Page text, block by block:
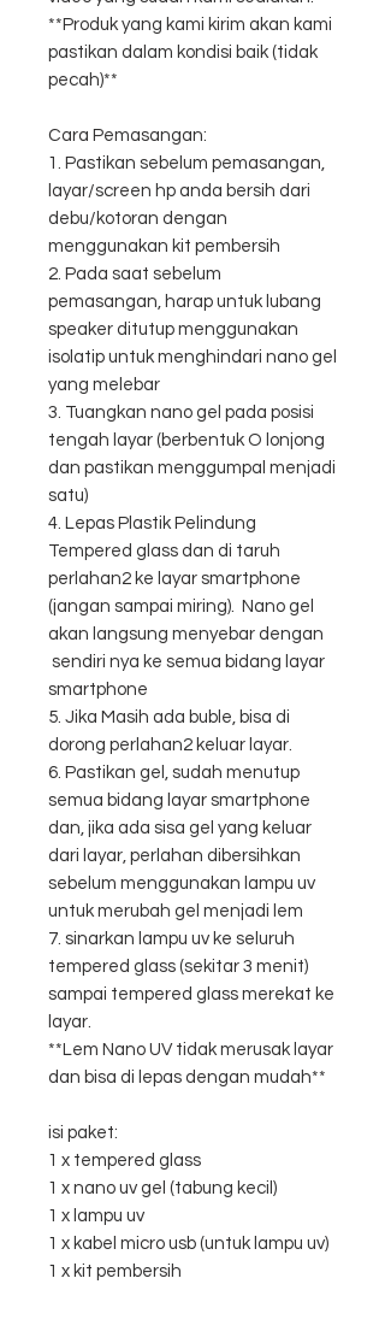
**Produk yang kami kirim akan kami
pastikan dalam kondisi baik (tidak
pecah)**
Cara Pemasangan:
1. Pastikan sebelum pemasangan,
layar/screen hp anda bersih dari
debu/kotoran dengan
menggunakan kit pembersih
2. Pada saat sebelum
pemasangan, harap untuk lubang
speaker ditutup menggunakan
isolatip untuk menghindari nano gel
yang melebar
3. Tuangkan nano gel pada posisi
tengah layar (berbentuk O lonjong
dan pastikan menggumpal menjadi
satu)
4. Lepas Plastik Pelindung
Tempered glass dan di taruh
perlahan2 ke layar smartphone
(jangan sampai miring). Nano gel
akan langsung menyebar dengan
sendiri nya ke semua bidang layar
smartphone
5. Jika Masih ada buble, bisa di
dorong perlahan2 keluar layar.
6. Pastikan gel, sudah menutup
semua bidang layar smartphone
dan, jika ada sisa gel yang keluar
dari layar, perlahan dibersihkan
sebelum menggunakan lampu uv
untuk merubah gel menjadi lem
7. sinarkan lampu uv ke seluruh
tempered glass (sekitar 3 menit)
sampai tempered glass merekat ke
layar.
**Lem Nano UV tidak merusak layar
dan bisa di lepas dengan mudah**
isi paket:
1 x tempered glass
1 x nano uv gel (tabung kecil)
1 x lampu uv
1 x kabel micro usb (untuk lampu uv)
1 x kit pembersih